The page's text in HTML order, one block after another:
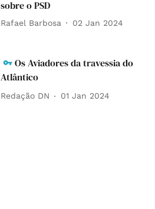
sobre o PSD
Rafael Barbosa 02 Jan 2024
Os Aviadores da travessia do
Atlântico
Redação DN 01 Jan 2024